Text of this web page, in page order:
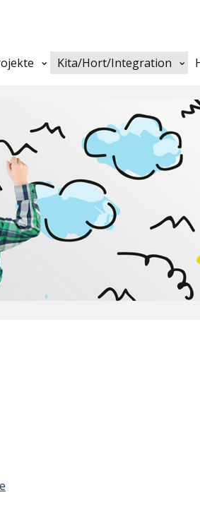
Kita/Hort/Integration